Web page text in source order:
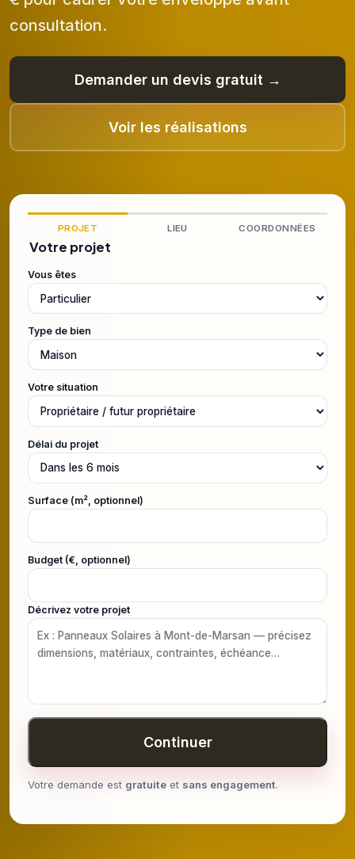
consultation.
Demander un devis gratuit →
Voir les réalisations
PROJET LIEU COORDONNÉES
Votre projet
Vous êtes
Type de bien
Votre situation
Délai du projet
Surface (m², optionnel)
Budget (€, optionnel)
Décrivez votre projet
Continuer
Votre demande est gratuite et sans engagement.